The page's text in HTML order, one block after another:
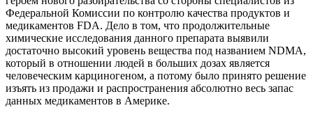
Федеральной Комиссии по контролю качества продуктов и
медикаментов FDA. Дело в том, что продолжительные
химические исследования данного препарата выявили
достаточно высокий уровень вещества под названием NDMA,
который в отношении людей в больших дозах является
человеческим карциногеном, а потому было принято решение
изъять из продажи и распространения абсолютно весь запас
данных медикаментов в Америке.